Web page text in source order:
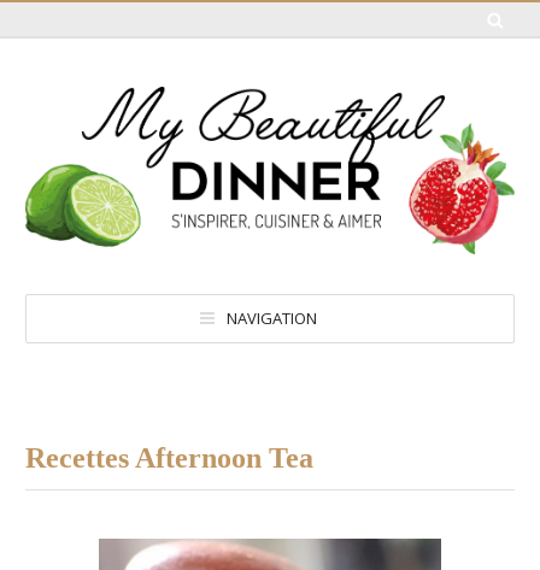
NAVIGATION
Recettes Afternoon Tea